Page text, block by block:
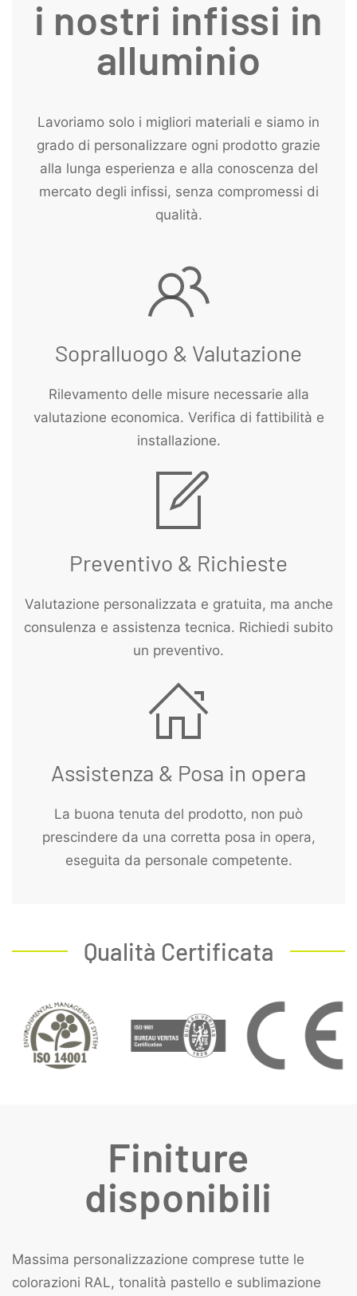
i nostri infissi in
alluminio
Lavoriamo solo i migliori materiali e siamo in
grado di personalizzare ogni prodotto grazie
alla lunga esperienza e alla conoscenza del
mercato degli infissi, senza compromessi di
qualità.
Sopralluogo & Valutazione
Rilevamento delle misure necessarie alla
valutazione economica. Verifica di fattibilità e
installazione.
Preventivo & Richieste
Valutazione personalizzata e gratuita, ma anche
consulenza e assistenza tecnica. Richiedi subito
un preventivo.
Assistenza & Posa in opera
La buona tenuta del prodotto, non può
prescindere da una corretta posa in opera,
eseguita da personale competente.
Qualità Certificata
Finiture
disponibili
Massima personalizzazione comprese tutte le
colorazioni RAL, tonalità pastello e sublimazione